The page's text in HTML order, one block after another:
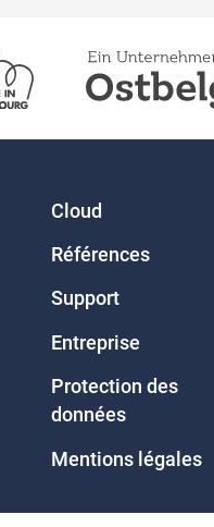
Cloud
Références
Support
Entreprise
Protection des
données
Mentions légales